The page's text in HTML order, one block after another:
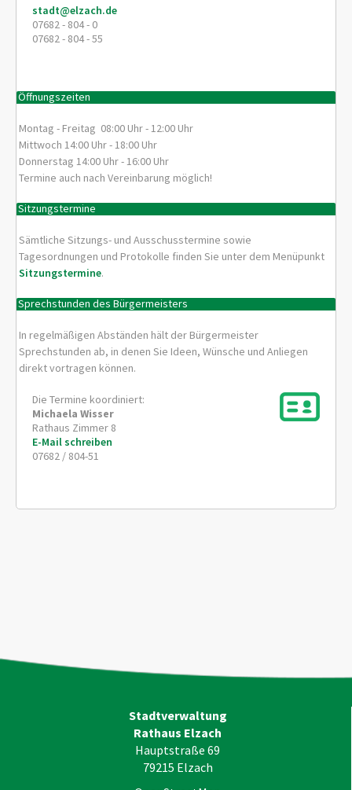
stadt@elzach.de
07682 - 804 - 0
07682 - 804 - 55
Öffnungszeiten
Montag - Freitag 08:00 Uhr - 12:00 Uhr
Mittwoch 14:00 Uhr - 18:00 Uhr
Donnerstag 14:00 Uhr - 16:00 Uhr
Termine auch nach Vereinbarung möglich!
Sitzungstermine
Sämtliche Sitzungs- und Ausschusstermine sowie
Tagesordnungen und Protokolle finden Sie unter dem Menüpunkt
Sitzungstermine.
Sprechstunden des Bürgermeisters
In regelmäßigen Abständen hält der Bürgermeister
Sprechstunden ab, in denen Sie Ideen, Wünsche und Anliegen
direkt vortragen können.
Die Termine koordiniert:
Michaela Wisser
Rathaus Zimmer 8
E-Mail schreiben
07682 / 804-51
Stadtverwaltung
Rathaus Elzach
Hauptstraße 69
79215 Elzach